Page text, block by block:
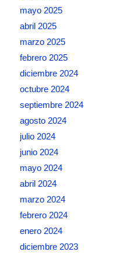
mayo 2025
abril 2025
marzo 2025
febrero 2025
diciembre 2024
octubre 2024
septiembre 2024
agosto 2024
julio 2024
junio 2024
mayo 2024
abril 2024
marzo 2024
febrero 2024
enero 2024
diciembre 2023